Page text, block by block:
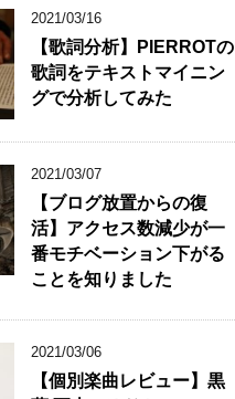
2021/03/16
【歌詞分析】PIERROTの
歌詞をテキストマイニン
グで分析してみた
2021/03/07
【ブログ放置からの復
活】アクセス数減少が一
番モチベーション下がる
ことを知りました
2021/03/06
【個別楽曲レビュー】黒